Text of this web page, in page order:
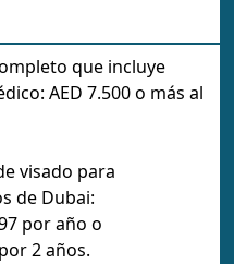
que incluye
AED 7.500 o más al
visado para
de Dubai:
por año o
2 años.